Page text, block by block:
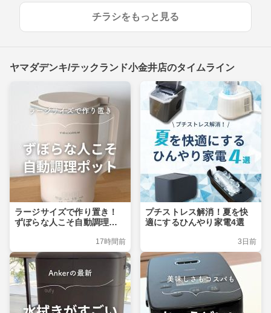
チラシをもっと見る
ヤマダデンキ/テックランド小金井店のタイムライン
ラージサイズで作り置き！
ずぼらな人こそ自動調理ポ
17時間前
プチストレス解消！夏を快
適にするひんやり家電4選
3日前